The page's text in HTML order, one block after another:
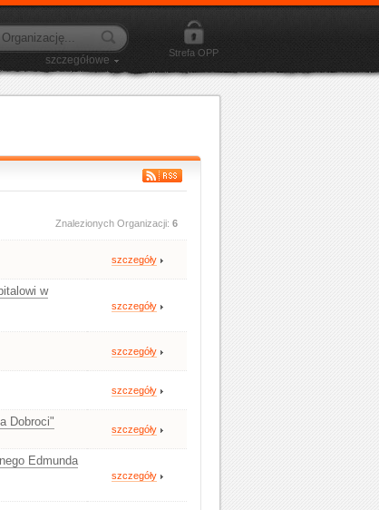
szczegółowe
Strefa OPP
Znalezionych Organizacji: 6
szczegóły
w
szczegóły
szczegóły
szczegóły
Dobroci"
szczegóły
Edmunda
szczegóły